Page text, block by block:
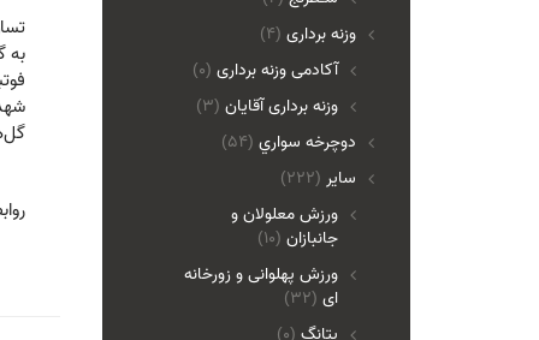
تساوی ۱۸
(4) وزنه برداری
آکادمی وزنه برداری (0)
وزنه برداری آقایان (3)
(54) دوچرخه سواري
(222) ساير
ورزش معلولان و
جانبازان (10)
ورزش پهلوانی و زورخانه
ای (32)